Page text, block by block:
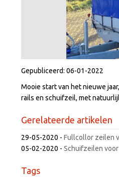
Gepubliceerd: 06-01-2022
Mooie start van het nieuwe
rails en schuifzeil, met
Gerelateerde artikelen
29-05-2020 - Fullcollor zeilen
05-02-2020 - Schuifzeilen
Tags